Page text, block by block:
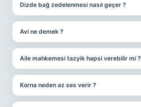
Dizde bağ zedelenmesi nasıl geçer ?
Avi ne demek ?
Aile mahkemesi tazyik hapsi verebilir mi ?
Korna neden az ses verir ?